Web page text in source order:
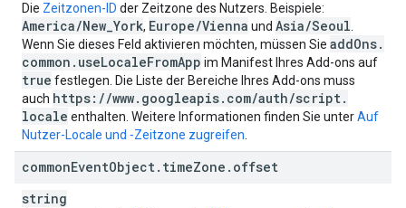
Die Zeitzonen-ID der Zeitzone des Nutzers. Beispiele:
America/New York, Europe/Vienna und Asia/Seoul
Wenn Sie dieses Feld aktivieren möchten, müssen Sie addOns.
common . useLocaleFromApp im Manifest Ihres Add-ons auf
true festlegen. Die Liste der Bereiche Ihres Add-ons muss
auch https: //www. googleapis. com/auth/script.
locale enthalten. Weitere Informationen finden Sie unterAuf
Nutzer-Locale und ‑Zeitzone zugreifen
commonEventObject. timeZone . offset
string